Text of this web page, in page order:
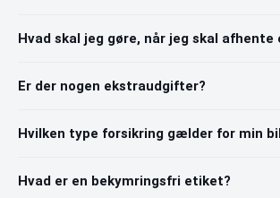
Hvad skal jeg gøre, når jeg skal afhente
Er der nogen ekstraudgifter?
Hvilken type forsikring gælder for min
Hvad er en bekymringsfri etiket?